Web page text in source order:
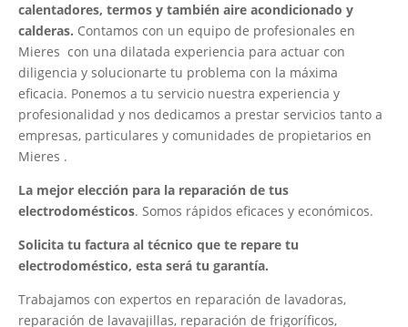
calentadores, termos y también aire acondicionado y
calderas. Contamos con un equipo de profesionales en
Mieres con una dilatada experiencia para actuar con
diligencia y solucionarte tu problema con la máxima
eficacia. Ponemos a tu servicio nuestra experiencia y
profesionalidad y nos dedicamos a prestar servicios tanto a
empresas, particulares y comunidades de propietarios en
Mieres .
La mejor elección para la reparación de tus
electrodomésticos. Somos rápidos eficaces y económicos.
Solicita tu factura al técnico que te repare tu
electrodoméstico, esta será tu garantía.
Trabajamos con expertos en reparación de lavadoras,
reparación de lavavajillas, reparación de frigoríficos,